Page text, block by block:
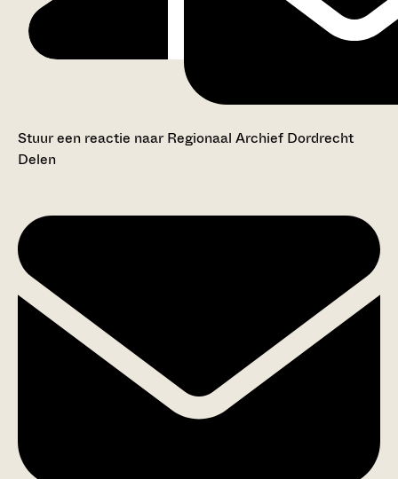
Stuur een reactie naar Regionaal Archief Dordrecht
Delen